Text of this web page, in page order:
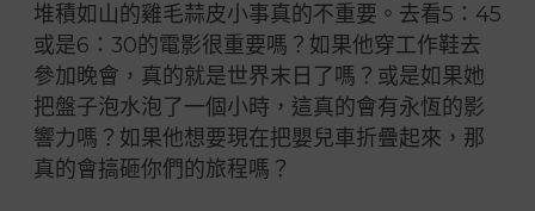
堆積如山的雞毛蒜皮小事真的不重要。去看5：45
或是6：30的電影很重要嗎？如果他穿工作鞋去
參加晚會，真的就是世界末日了嗎？或是如果她
把盤子泡水泡了一個小時，這真的會有永恆的影
響力嗎？如果他想要現在把嬰兒車折疊起來，那
真的會搞砸你們的旅程嗎？